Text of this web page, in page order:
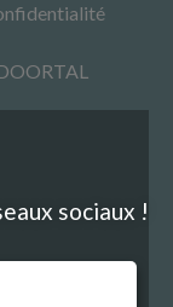
sociaux !